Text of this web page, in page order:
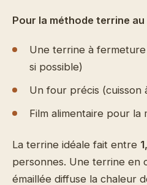
Pour la méthode terrine au
Une terrine à fermeture
si possible)
Un four précis (cuisson
Film alimentaire pour la
La terrine idéale fait entre
personnes. Une terrine en
émaillée diffuse la chaleur